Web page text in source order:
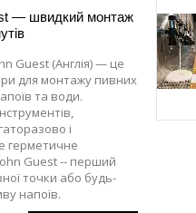
— швидкий монтаж
Guest (Англія) — це
для монтажу пивних
та води.
і
герметичне
Guest -- перший
точки або будь-
напоїв.